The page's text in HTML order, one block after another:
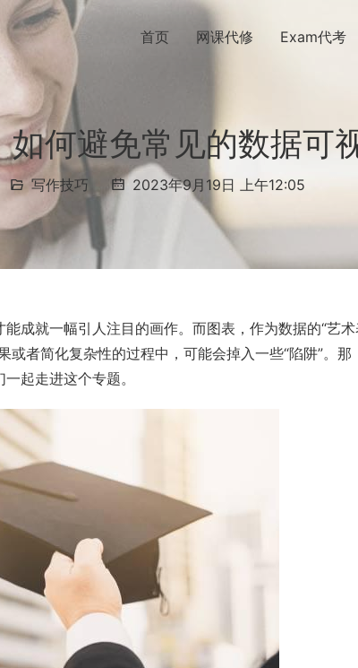
首页 网课代修 Exam代考
如何避免常见的数据可
写作技巧 2023年9月19日 上午12:05
成就一幅引人注目的画作。而图表，作为数据的“艺术
者简化复杂性的过程中，可能会掉入一些“陷阱”。那
起走进这个专题。